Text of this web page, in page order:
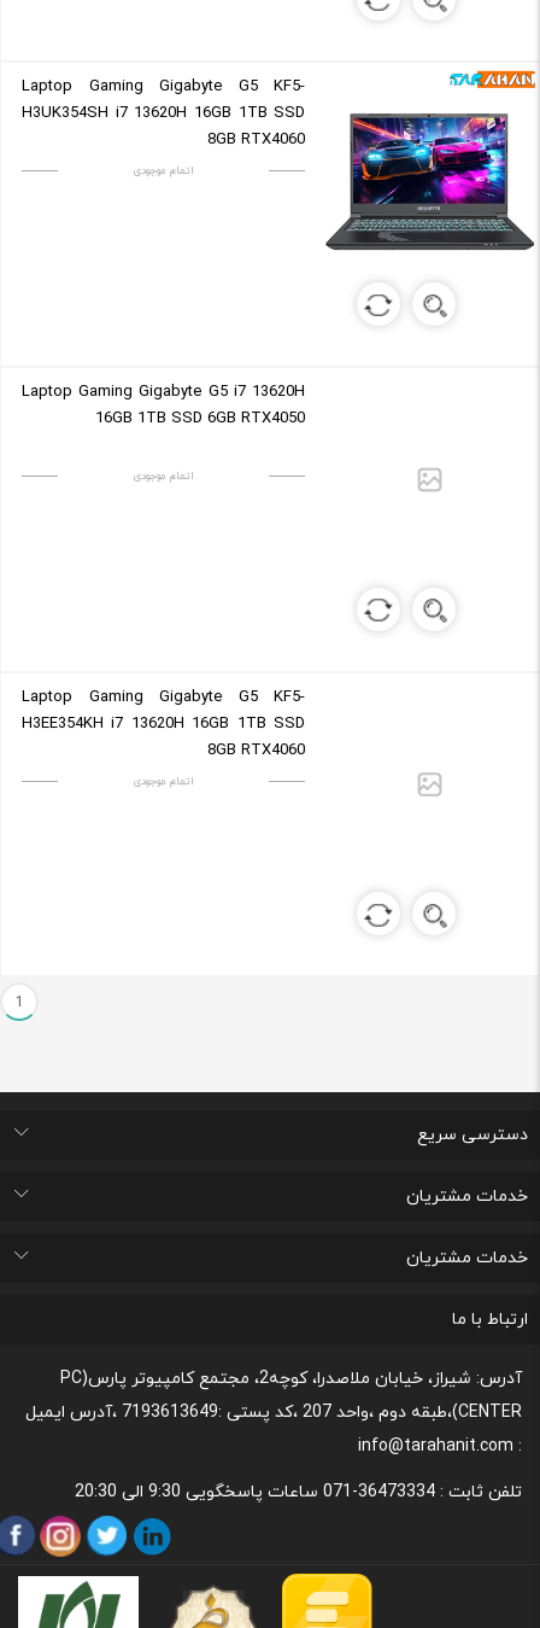
Laptop Gaming Gigabyte G5 KF5-
H3UK354SH i7 13620H 16GB 1TB SSD
8GB RTX4060
اتمام موجودی
Laptop Gaming Gigabyte G5 i7 13620H
16GB 1TB SSD 6GB RTX4050
اتمام موجودی
Laptop Gaming Gigabyte G5 KF5-
H3EE354KH i7 13620H 16GB 1TB SSD
8GB RTX4060
اتمام موجودی
1
دسترسی سریع
تماس با ما
درباره ما
پرسشهای متداول
اتاق خبر
خدمات مشتریان
قوانین و مقررات مربوط به رعایت حریم شخصی
پیگیری خرید و مدت زمان تحویل
لیست علاقه مندی های من
پشتیبانی و ثبت شکایات مصرف کنندگان
خدمات مشتریان
رونداسترداد وجه
روند مرجوعي كالا و نحوه فسخ خدمات
قوانین و مقررات،نحوه ی پرداخت و شیوه ی ارسال
نحوه پشتیبانی و خدمات پس از فروش
ارتباط با ما
آدرس: شیراز، خیابان ملاصدرا، کوچه2، مجتمع کامپیوتر پارس(PC
CENTER)،طبقه دوم ،واحد 207 ،کد پستی :7193613649 ،آدرس ایمیل
: info@tarahanit.com
تلفن ثابت : 36473334-071 ساعات پاسخگویی 9:30 الی 20:30